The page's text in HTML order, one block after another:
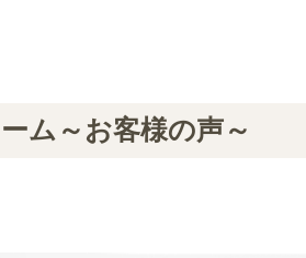
ム～お客様の声～